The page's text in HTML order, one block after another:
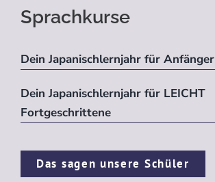
Sprachkurse
Dein Japanischlernjahr für Anfänger
Dein Japanischlernjahr für LEICHT
Fortgeschrittene
Das sagen unsere Schüler